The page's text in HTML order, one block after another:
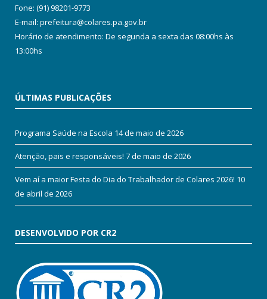
Fone: (91) 98201-9773
E-mail: prefeitura@colares.pa.gov.br
Horário de atendimento: De segunda a sexta das 08:00hs às
13:00hs
ÚLTIMAS PUBLICAÇÕES
Programa Saúde na Escola 14 de maio de 2026
Atenção, pais e responsáveis! 7 de maio de 2026
Vem aí a maior Festa do Dia do Trabalhador de Colares 2026! 10
de abril de 2026
DESENVOLVIDO POR CR2